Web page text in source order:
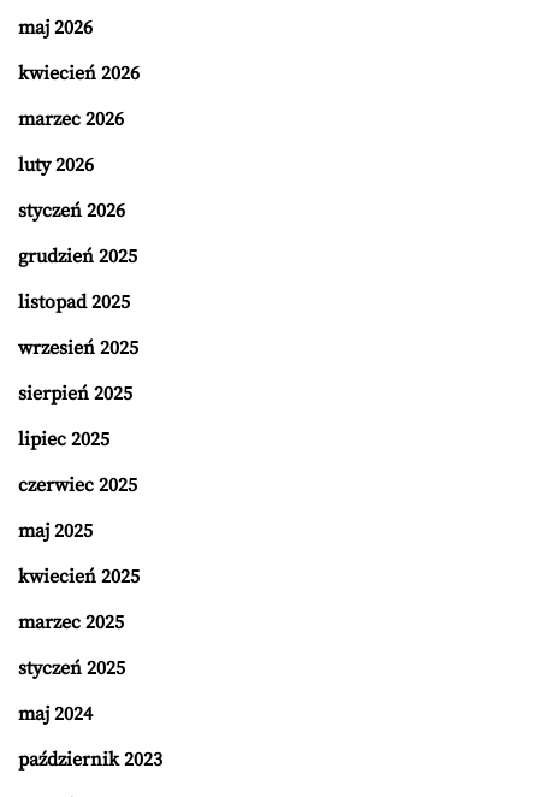
maj 2026
kwiecień 2026
marzec 2026
luty 2026
styczeń 2026
grudzień 2025
listopad 2025
wrzesień 2025
sierpień 2025
lipiec 2025
czerwiec 2025
maj 2025
kwiecień 2025
marzec 2025
styczeń 2025
maj 2024
październik 2023